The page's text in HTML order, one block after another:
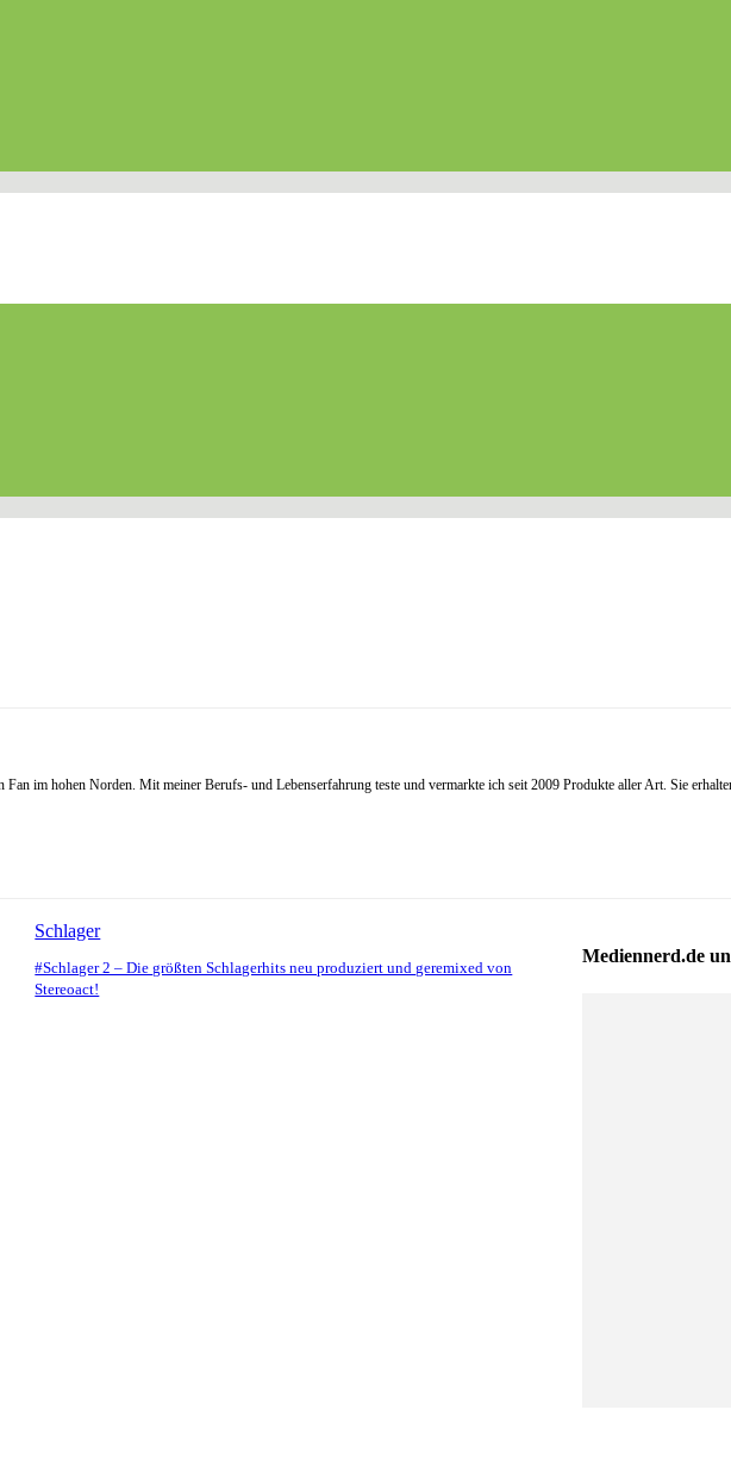
im hohen Norden. Mit meiner Berufs- und Lebenserfahrung teste und vermarkte ich seit 2009 Produkte aller Art. Sie
Schlager
#Schlager 2 – Die größten Schlagerhits neu produziert und geremixed von
Stereoact!
Mediennerd.de